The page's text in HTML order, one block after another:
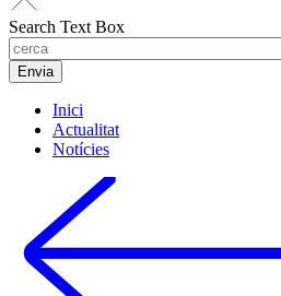
Search Text Box
Inici
Actualitat
Notícies